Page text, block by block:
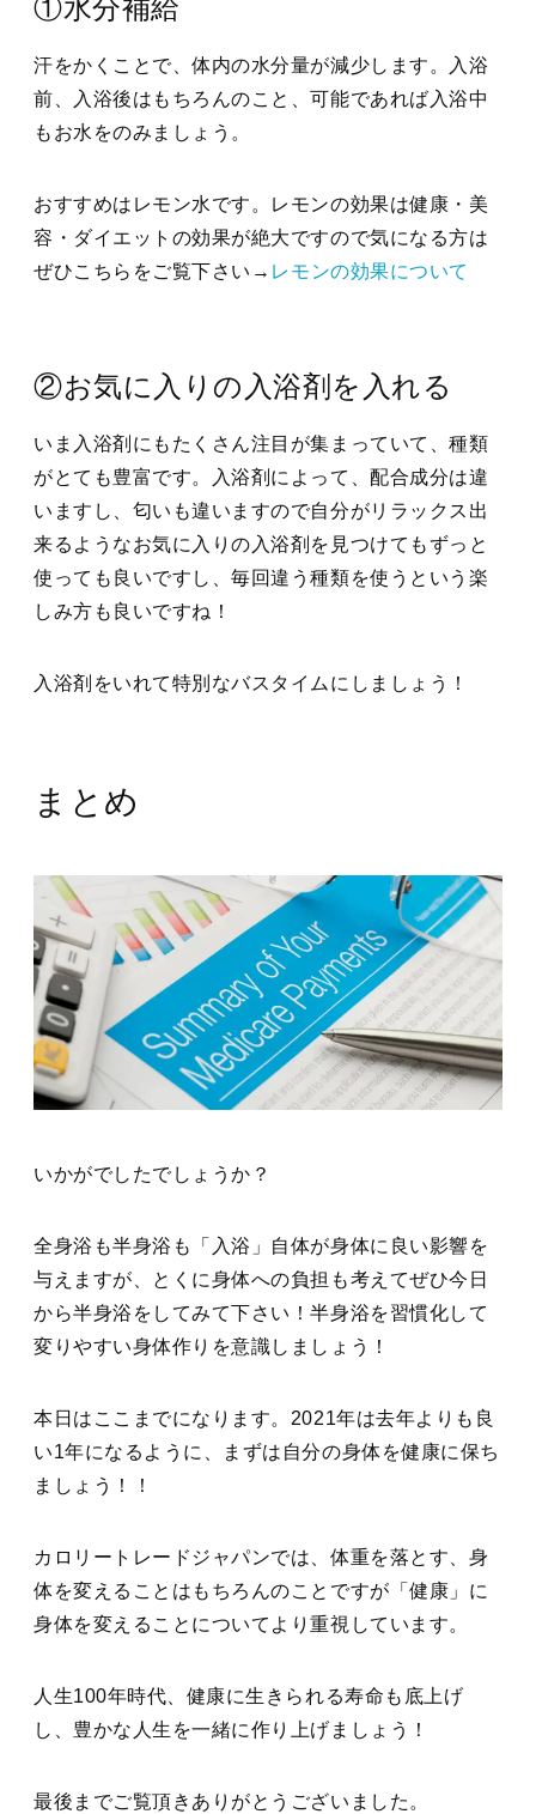
①水分補給
汗をかくことで、体内の水分量が減少します。入浴
前、入浴後はもちろんのこと、可能であれば入浴中
もお水をのみましょう。
おすすめはレモン水です。レモンの効果は健康・美
容・ダイエットの効果が絶大ですので気になる方は
ぜひこちらをご覧下さい→ レモンの効果について
②お気に入りの入浴剤を入れる
いま入浴剤にもたくさん注目が集まっていて、種類
がとても豊富です。入浴剤によって、配合成分は違
いますし、匂いも違いますので自分がリラックス出
来るようなお気に入りの入浴剤を見つけてもずっと
使っても良いですし、毎回違う種類を使うという楽
しみ方も良いですね！
入浴剤をいれて特別なバスタイムにしましょう！
まとめ
いかがでしたでしょうか？
全身浴も半身浴も「入浴」自体が身体に良い影響を
与えますが、とくに身体への負担も考えてぜひ今日
から半身浴をしてみて下さい！半身浴を習慣化して
変りやすい身体作りを意識しましょう！
本日はここまでになります。2021年は去年よりも良
い1年になるように、まずは自分の身体を健康に保ち
ましょう！！
カロリートレードジャパンでは、体重を落とす、身
体を変えることはもちろんのことですが「健康」に
身体を変えることについてより重視しています。
人生100年時代、健康に生きられる寿命も底上げ
し、豊かな人生を一緒に作り上げましょう！
最後までご覧頂きありがとうございました。